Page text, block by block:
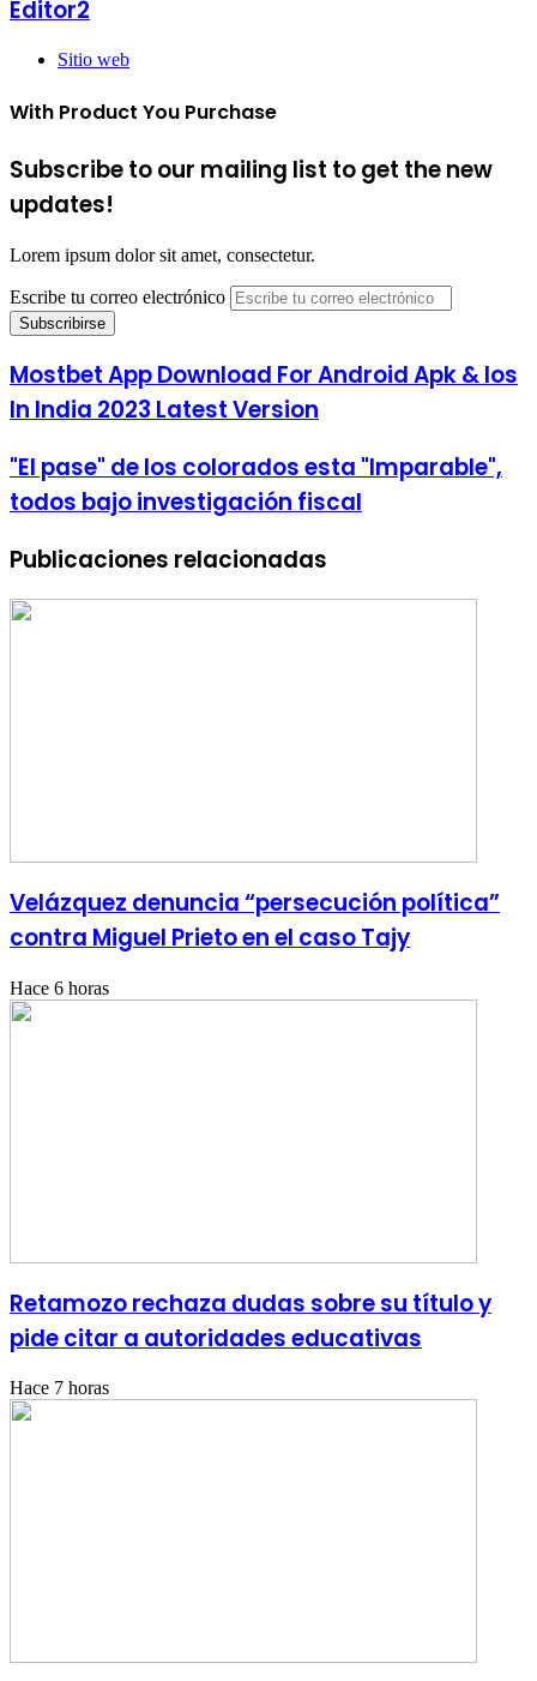
Editor2
Sitio web
With Product You Purchase
Subscribe to our mailing list to get the new
updates!
Lorem ipsum dolor sit amet, consectetur.
Escribe tu correo electrónico
Mostbet App Download For Android Apk & Ios
In India 2023 Latest Version
"El pase" de los colorados esta "Imparable",
todos bajo investigación fiscal
Publicaciones relacionadas
Velázquez denuncia “persecución política”
contra Miguel Prieto en el caso Tajy
Hace 6 horas
Retamozo rechaza dudas sobre su título y
pide citar a autoridades educativas
Hace 7 horas